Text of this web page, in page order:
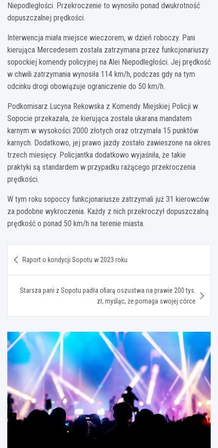
Niepodległości. Przekroczenie to wynosiło ponad dwukrotność
dopuszczalnej prędkości.
Interwencja miała miejsce wieczorem, w dzień roboczy. Pani
kierująca Mercedesem została zatrzymana przez funkcjonariuszy
sopockiej komendy policyjnej na Alei Niepodległości. Jej prędkość
w chwili zatrzymania wynosiła 114 km/h, podczas gdy na tym
odcinku drogi obowiązuje ograniczenie do 50 km/h.
Podkomisarz Lucyna Rekowska z Komendy Miejskiej Policji w
Sopocie przekazała, że kierująca została ukarana mandatem
karnym w wysokości 2000 złotych oraz otrzymała 15 punktów
karnych. Dodatkowo, jej prawo jazdy zostało zawieszone na okres
trzech miesięcy. Policjantka dodatkowo wyjaśniła, że takie
praktyki są standardem w przypadku rażącego przekroczenia
prędkości.
W tym roku sopoccy funkcjonariusze zatrzymali już 31 kierowców
za podobne wykroczenia. Każdy z nich przekroczył dopuszczalną
prędkość o ponad 50 km/h na terenie miasta.
wpisu
Raport o kondycji Sopotu w 2023 roku
Starsza pani z Sopotu padła ofiarą oszustwa na prawie 200 tys.
zł, myśląc, że pomaga swojej córce